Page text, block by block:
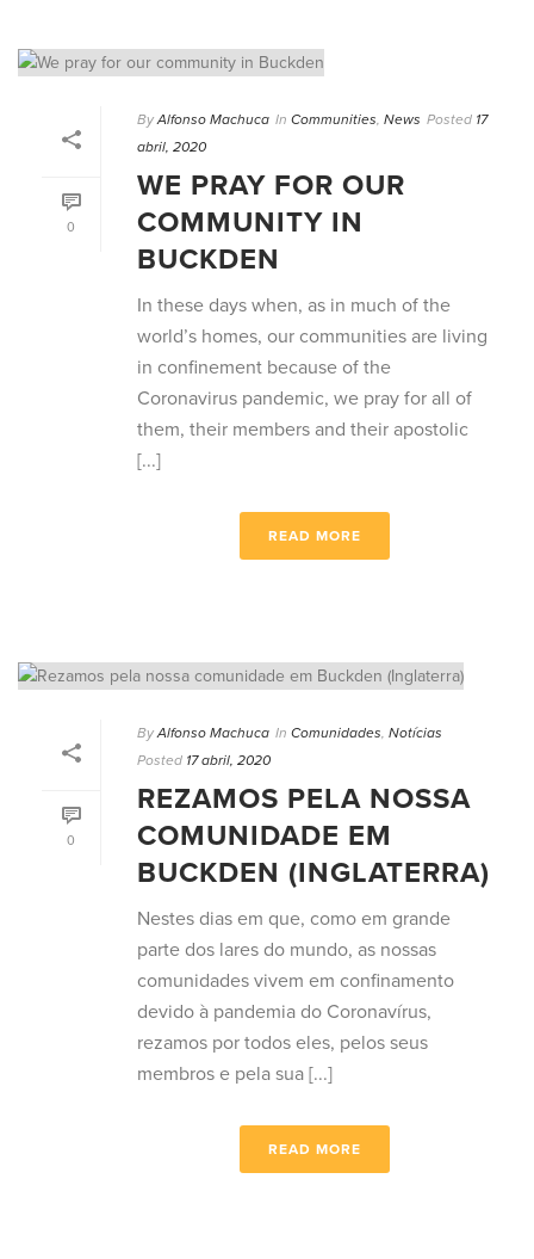
0
By Alfonso Machuca In Communities, News Posted 17
abril, 2020
WE PRAY FOR OUR
COMMUNITY IN
BUCKDEN
In these days when, as in much of the
world’s homes, our communities are living
in confinement because of the
Coronavirus pandemic, we pray for all of
them, their members and their apostolic
[...]
READ MORE
0
By Alfonso Machuca In Comunidades, Notícias
Posted 17 abril, 2020
REZAMOS PELA NOSSA
COMUNIDADE EM
BUCKDEN (INGLATERRA)
Nestes dias em que, como em grande
parte dos lares do mundo, as nossas
comunidades vivem em confinamento
devido à pandemia do Coronavírus,
rezamos por todos eles, pelos seus
membros e pela sua [...]
READ MORE